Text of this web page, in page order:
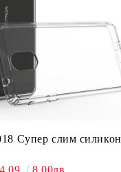
Супер слим силикон
8.00лв.